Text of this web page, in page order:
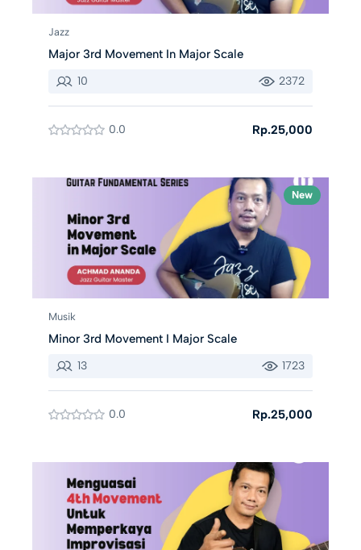
Jazz
Major 3rd Movement In Major Scale
10 2372
0.0 Rp.25,000
New
Musik
Minor 3rd Movement I Major Scale
13 1723
0.0 Rp.25,000